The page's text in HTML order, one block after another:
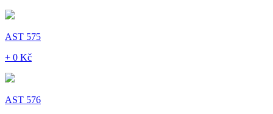
AST 575
+ 0 Kč
AST 576